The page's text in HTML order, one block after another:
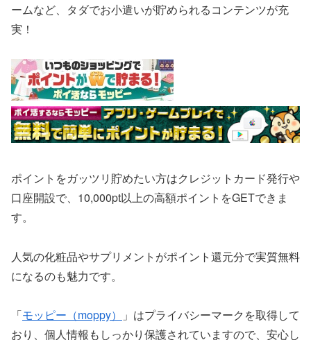
ームなど、タダでお小遣いが貯められるコンテンツが充
実！
ポイントをガッツリ貯めたい方はクレジットカード発行や
口座開設で、10,000pt以上の高額ポイントをGETできま
す。
人気の化粧品やサプリメントがポイント還元分で実質無料
になるのも魅力です。
「モッピー（moppy）
」はプライバシーマークを取得して
おり、個人情報もしっかり保護されていますので、安心し